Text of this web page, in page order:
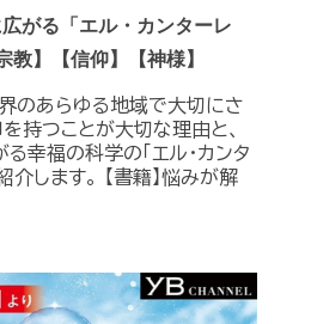
がる「エル・カンターレ
教】【信仰】【神様】
のあらゆる地域で大切にさ
持つことが大切な理由と、
幸福の科学の「エル・カンタ
介します。 【書籍】悩みが解